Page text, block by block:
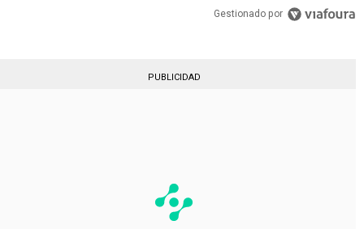
Gestionado por
PUBLICIDAD